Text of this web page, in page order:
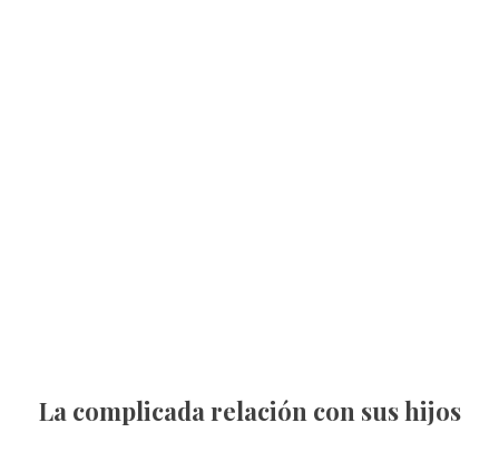
La complicada relación con sus hijos